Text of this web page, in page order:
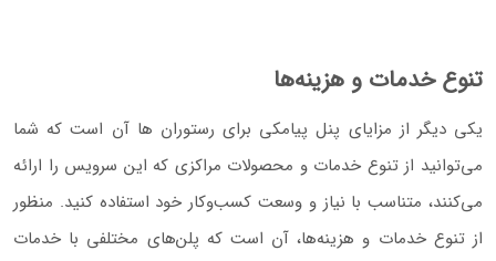
تنوع خدمات و هزینه‌ها
یکی دیگر از مزایای پنل پیامکی برای رستوران‌ ها آن است که شما
می‌توانید از تنوع خدمات و محصولات مراکزی که این سرویس را ارائه
می‌کنند، متناسب با نیاز و وسعت کسب‌و‌کار خود استفاده کنید. منظور
از تنوع خدمات و هزینه‌ها، آن است که پلن‌های مختلفی با خدمات